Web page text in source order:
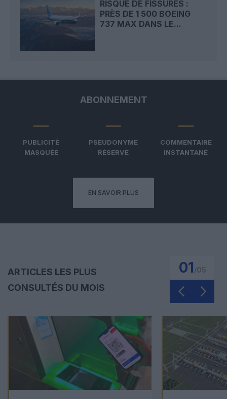
RISQUE DE FISSURES :
PRÈS DE 1 500 BOEING
737 MAX DANS LE...
ABONNEMENT
PUBLICITÉ
MASQUÉE
PSEUDONYME
RÉSERVÉ
COMMENTAIRE
INSTANTANÉ
EN SAVOIR PLUS
ARTICLES LES PLUS
CONSULTÉS DU MOIS
01